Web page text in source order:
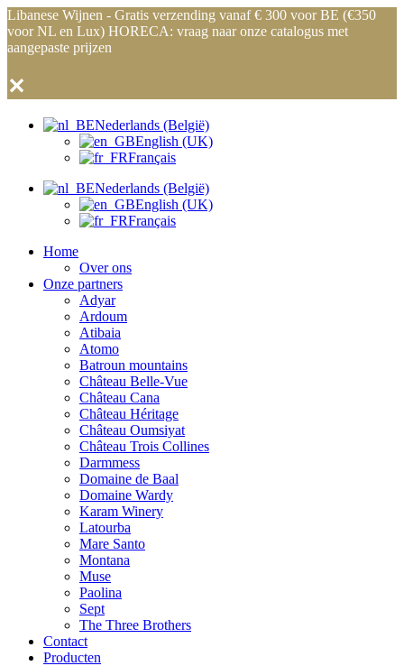
Libanese Wijnen - Gratis verzending vanaf € 300 voor BE (€350
voor NL en Lux) HORECA: vraag naar onze catalogus met
aangepaste prijzen
✕
Nederlands (België)
English (UK)
Français
Nederlands (België)
English (UK)
Français
Home
Over ons
Onze partners
Adyar
Ardoum
Atibaia
Atomo
Batroun mountains
Château Belle-Vue
Château Cana
Château Héritage
Château Oumsiyat
Château Trois Collines
Darmmess
Domaine de Baal
Domaine Wardy
Karam Winery
Latourba
Mare Santo
Montana
Muse
Paolina
Sept
The Three Brothers
Contact
Producten